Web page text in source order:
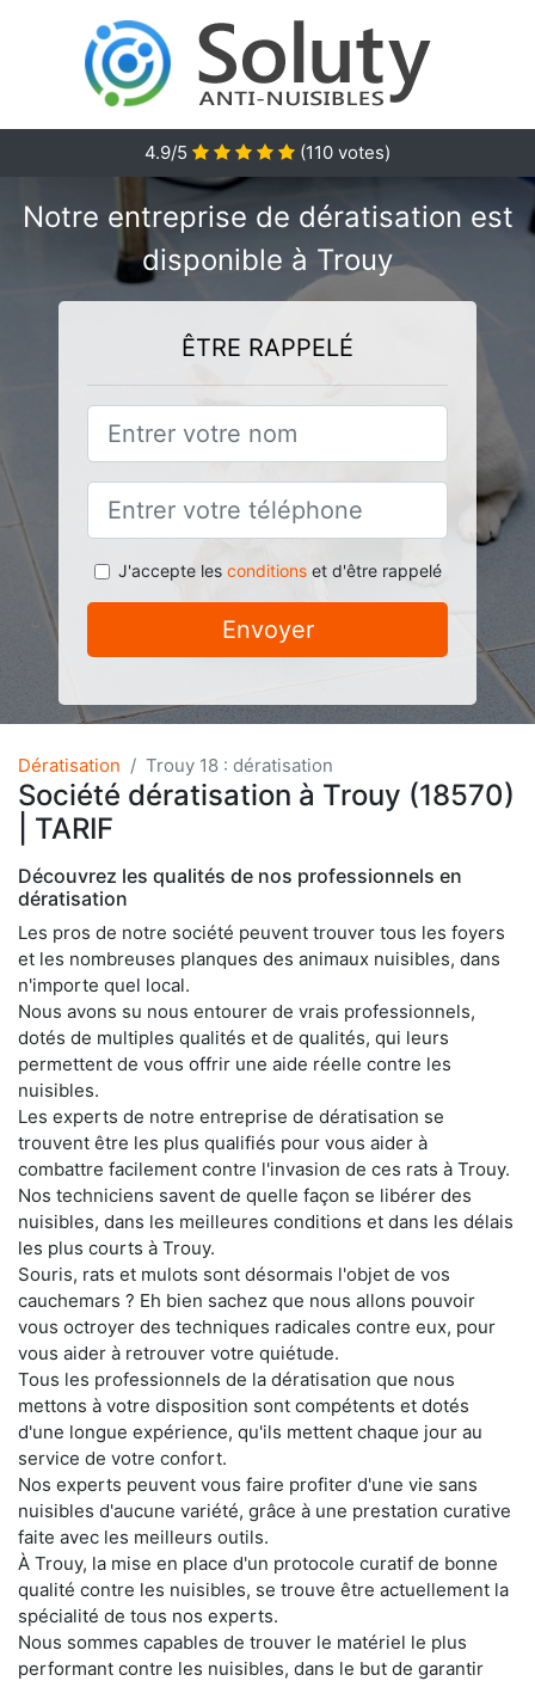
4.9/5 (110 votes)
Notre entreprise de dératisation est
disponible à Trouy
ÊTRE RAPPELÉ
J'accepte les conditionset d'être rappelé
Envoyer
Dératisation Trouy 18 : dératisation
Société dératisation à Trouy (18570)
| TARIF
Découvrez les qualités de nos professionnels en
dératisation
Les pros de notre société peuvent trouver tous les foyers
et les nombreuses planques des animaux nuisibles, dans
n'importe quel local.
Nous avons su nous entourer de vrais professionnels,
dotés de multiples qualités et de qualités, qui leurs
permettent de vous offrir une aide réelle contre les
nuisibles.
Les experts de notre entreprise de dératisation se
trouvent être les plus qualifiés pour vous aider à
combattre facilement contre l'invasion de ces rats à Trouy.
Nos techniciens savent de quelle façon se libérer des
nuisibles, dans les meilleures conditions et dans les délais
les plus courts à Trouy.
Souris, rats et mulots sont désormais l'objet de vos
cauchemars ? Eh bien sachez que nous allons pouvoir
vous octroyer des techniques radicales contre eux, pour
vous aider à retrouver votre quiétude.
Tous les professionnels de la dératisation que nous
mettons à votre disposition sont compétents et dotés
d'une longue expérience, qu'ils mettent chaque jour au
service de votre confort.
Nos experts peuvent vous faire profiter d'une vie sans
nuisibles d'aucune variété, grâce à une prestation curative
faite avec les meilleurs outils.
À Trouy, la mise en place d'un protocole curatif de bonne
qualité contre les nuisibles, se trouve être actuellement la
spécialité de tous nos experts.
Nous sommes capables de trouver le matériel le plus
performant contre les nuisibles, dans le but de garantir